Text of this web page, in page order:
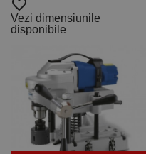
favorite_border
Vezi dimensiunile
disponibile